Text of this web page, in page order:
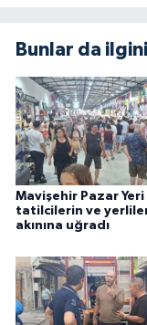
Bunlar da
Mavişehir Pazar Yeri
tatilcilerin ve
akınına uğradı